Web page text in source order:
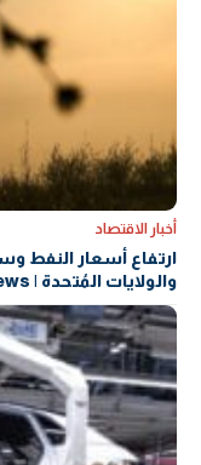
أخبار الاقتصاد
ارتفاع أسعار النفط
والولايات المُتحدة | UN-News